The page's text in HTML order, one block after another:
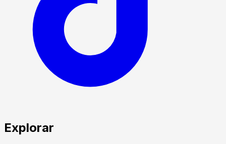
Explorar